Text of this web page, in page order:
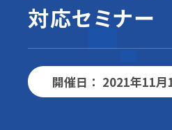
対応セミナー
開催日： 2021年11